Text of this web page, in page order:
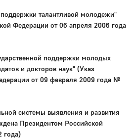
талантливой молодежи"
Федерации от 06 апреля 2006 года
поддержки молодых
и докторов наук" (Указ
от 09 февраля 2009 года №
системы выявления и развития
Президентом Российской
года)